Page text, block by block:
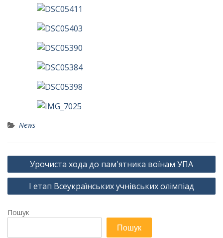
News
Навігація
записів
Урочиста хода до пам'ятника воїнам УПА
І етап Всеукраїнських учнівських олімпіад
Пошук
Пошук